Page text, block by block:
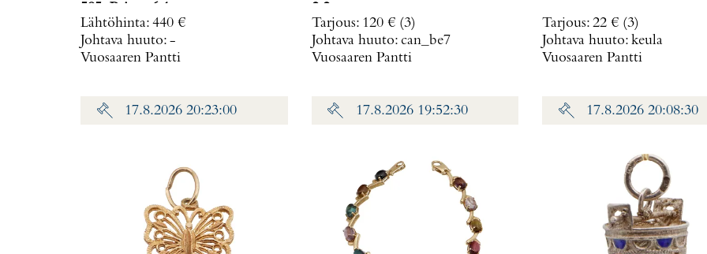
Lähtöhinta: 440 €
Johtava huuto: -
Vuosaaren Pantti
Tarjous: 120 € (3)
Johtava huuto: can_be7
Vuosaaren Pantti
Tarjous: 22 € (3)
Johtava huuto: keula
Vuosaaren Pantti
17.8.2026 20:23:00 17.8.2026 19:52:30 17.8.2026 20:08:30